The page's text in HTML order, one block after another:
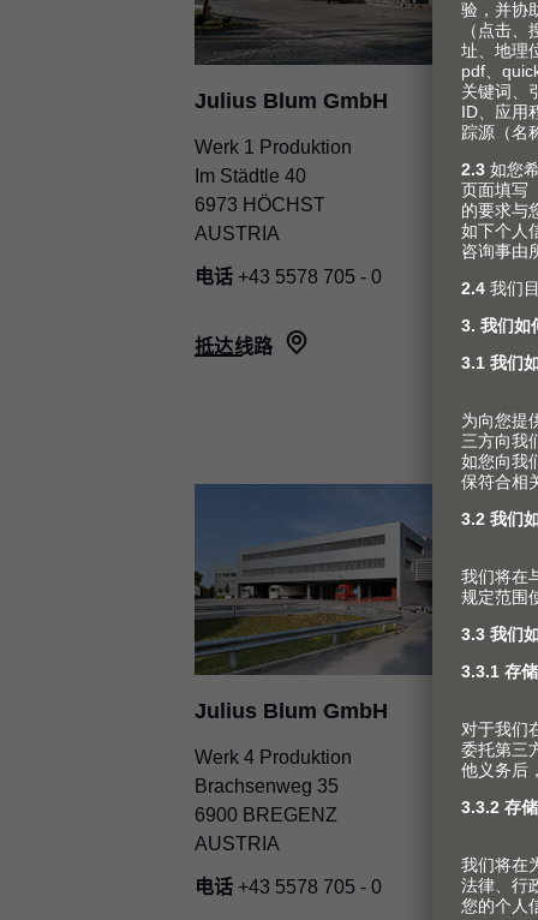
Julius Blum GmbH
Werk 1 Produktion
Im Städtle 40
6973 HÖCHST
AUSTRIA
电话 +43 5578 705 - 0
抵达线路
Julius Blum GmbH
Werk 4 Produktion
Brachsenweg 35
6900 BREGENZ
AUSTRIA
电话 +43 5578 705 - 0